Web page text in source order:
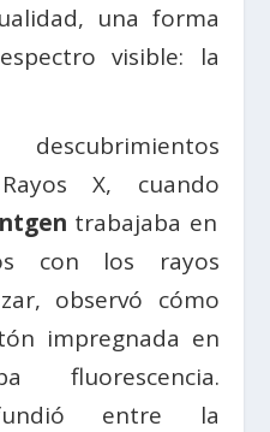
una forma
visible: la
X, cuando
trabajaba en
con los rayos
observó cómo
impregnada en
fluorescencia.
entre la